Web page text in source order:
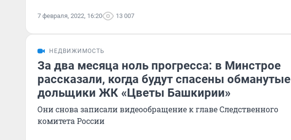
7 февраля, 2022, 16:20 13 007
НЕДВИЖИМОСТЬ
За два месяца ноль прогресса: в Минстрое
рассказали, когда будут спасены обманутые
дольщики ЖК «Цветы Башкирии»
Они снова записали видеообращение к главе Следственного
комитета России